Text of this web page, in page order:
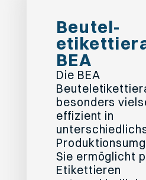
Beutel­
BEA
Die BEA
besonders
effizient in
Sie ermöglicht
Etikettieren